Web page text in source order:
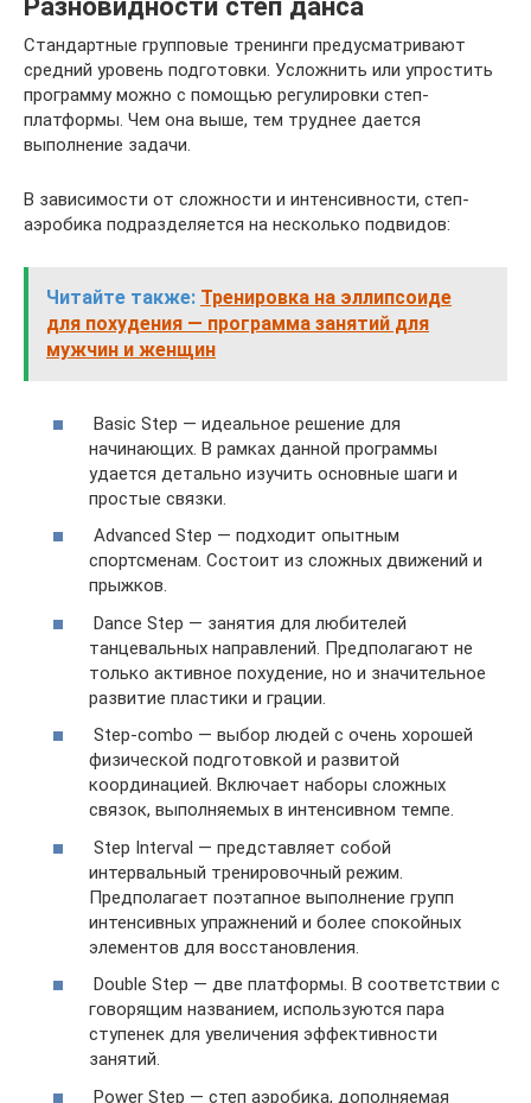
Стандартные групповые тренинги предусматривают
средний уровень подготовки. Усложнить или упростить
программу можно с помощью регулировки степ-
платформы. Чем она выше, тем труднее дается
выполнение задачи.
В зависимости от сложности и интенсивности, степ-
аэробика подразделяется на несколько подвидов:
Читайте также: Тренировка на эллипсоиде
для похудения — программа занятий для
мужчин и женщин
Basic Step — идеальное решение для
начинающих. В рамках данной программы
удается детально изучить основные шаги и
простые связки.
Advanced Step — подходит опытным
спортсменам. Состоит из сложных движений и
прыжков.
Dance Step — занятия для любителей
танцевальных направлений. Предполагают не
только активное похудение, но и значительное
развитие пластики и грации.
Step-combo — выбор людей с очень хорошей
физической подготовкой и развитой
координацией. Включает наборы сложных
связок, выполняемых в интенсивном темпе.
Step Interval — представляет собой
интервальный тренировочный режим.
Предполагает поэтапное выполнение групп
интенсивных упражнений и более спокойных
элементов для восстановления.
Double Step — две платформы. В соответствии с
говорящим названием, используются пара
ступенек для увеличения эффективности
занятий.
Power Step — степ аэробика, дополняемая